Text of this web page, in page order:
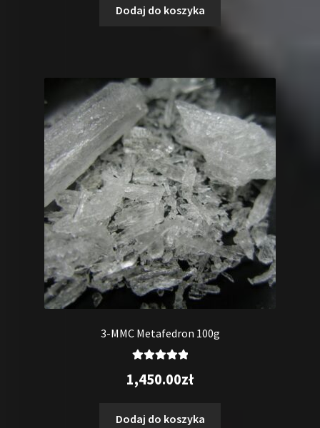
Dodaj do koszyka
3-MMC Metafedron 100g
5.00na 5
1,450.00zł
Dodaj do koszyka